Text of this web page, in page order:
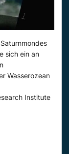
sich ein an
Wasserozean
Institute